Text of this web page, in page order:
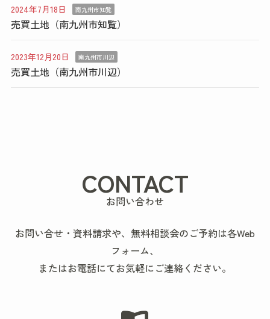
2024年7月18日 南九州市知覧
売買土地（南九州市知覧）
2023年12月20日 南九州市川辺
売買土地（南九州市川辺）
CONTACT
お問い合わせ
お問い合せ・資料請求や、無料相談会のご予約は各Web
フォーム、
またはお電話にてお気軽にご連絡ください。